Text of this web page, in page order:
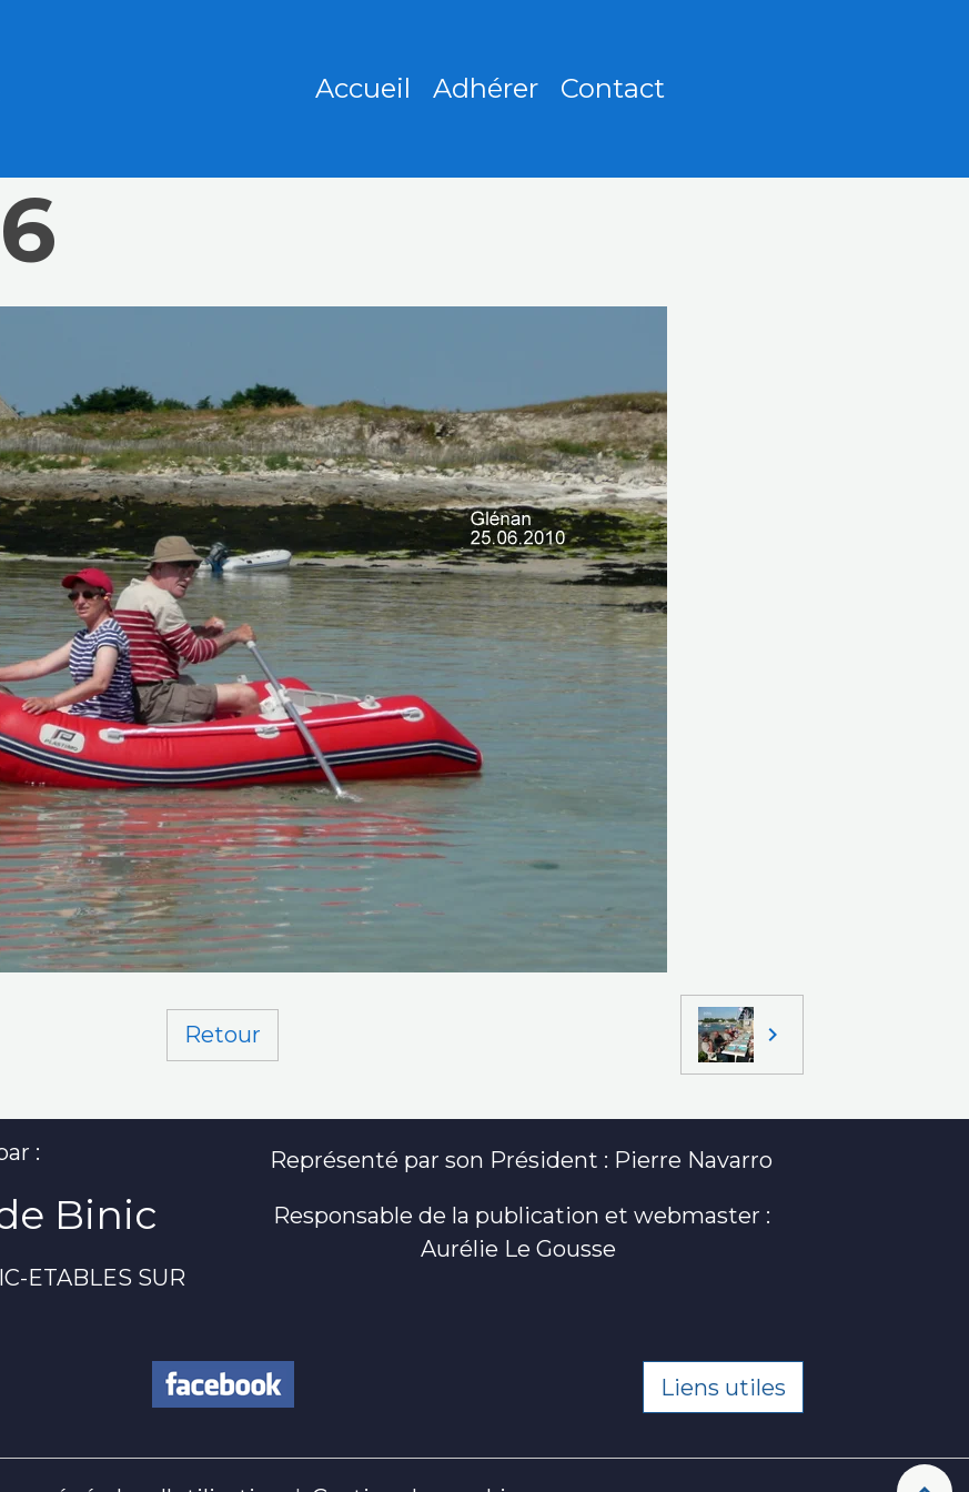
Accueil Adhérer Contact
Retour
:
Binic
ETABLES SUR
Représenté par son Président : Pierre Navarro
Responsable de la publication et webmaster :
Aurélie Le Gousse
Liens utiles